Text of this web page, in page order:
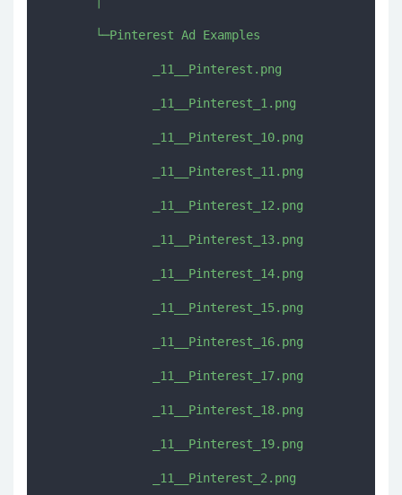
       └─Pinterest Ad Examples
               _11__Pinterest.png
               _11__Pinterest_1.png
               _11__Pinterest_10.png
               _11__Pinterest_11.png
               _11__Pinterest_12.png
               _11__Pinterest_13.png
               _11__Pinterest_14.png
               _11__Pinterest_15.png
               _11__Pinterest_16.png
               _11__Pinterest_17.png
               _11__Pinterest_18.png
               _11__Pinterest_19.png
               _11__Pinterest_2.png